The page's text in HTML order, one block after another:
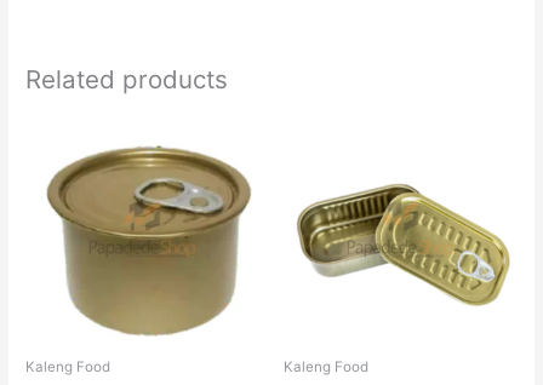
Related products
Kaleng Food Kaleng Food